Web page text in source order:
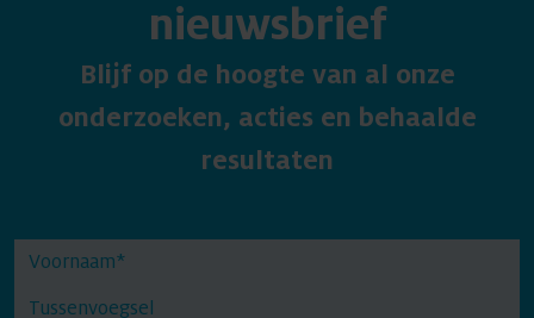
nieuwsbrief
Blijf op de hoogte van al onze
onderzoeken, acties en behaalde
resultaten